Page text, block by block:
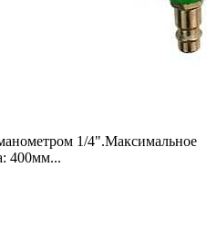
1/4".Максимальное
400мм...